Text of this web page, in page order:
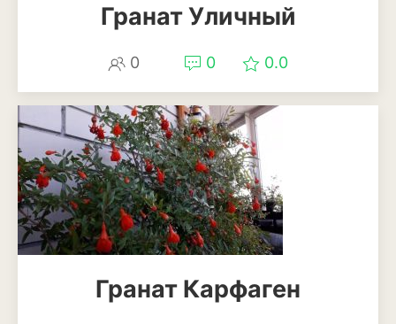
Настурция
Нивяник или садовая
ромашка
Очиток или седум
Пеларгония
Петуния
Гранат Уличный
0 0 0.0
Гранат Карфаген